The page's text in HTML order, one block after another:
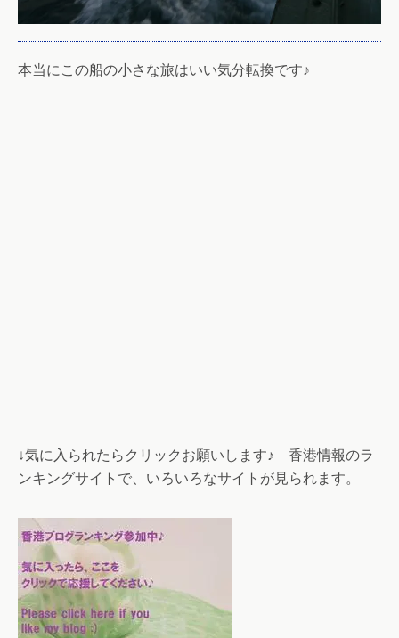
本当にこの船の小さな旅はいい気分転換です♪
↓気に入られたらクリックお願いします♪ 香港情報のラ
ンキングサイトで、いろいろなサイトが見られます。